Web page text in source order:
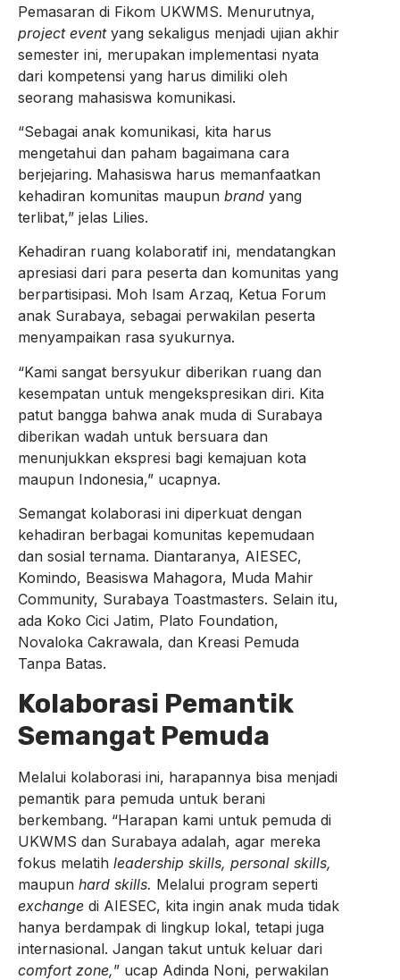
Pemasaran di Fikom UKWMS. Menurutnya,
project event yang sekaligus menjadi ujian akhir
semester ini, merupakan implementasi nyata
dari kompetensi yang harus dimiliki oleh
seorang mahasiswa komunikasi.
“Sebagai anak komunikasi, kita harus
mengetahui dan paham bagaimana cara
berjejaring. Mahasiswa harus memanfaatkan
kehadiran komunitas maupun brand yang
terlibat,” jelas Lilies.
Kehadiran ruang kolaboratif ini, mendatangkan
apresiasi dari para peserta dan komunitas yang
berpartisipasi. Moh Isam Arzaq, Ketua Forum
anak Surabaya, sebagai perwakilan peserta
menyampaikan rasa syukurnya.
“Kami sangat bersyukur diberikan ruang dan
kesempatan untuk mengekspresikan diri. Kita
patut bangga bahwa anak muda di Surabaya
diberikan wadah untuk bersuara dan
menunjukkan ekspresi bagi kemajuan kota
maupun Indonesia,” ucapnya.
Semangat kolaborasi ini diperkuat dengan
kehadiran berbagai komunitas kepemudaan
dan sosial ternama. Diantaranya, AIESEC,
Komindo, Beasiswa Mahagora, Muda Mahir
Community, Surabaya Toastmasters. Selain itu,
ada Koko Cici Jatim, Plato Foundation,
Novaloka Cakrawala, dan Kreasi Pemuda
Tanpa Batas.
Kolaborasi Pemantik
Semangat Pemuda
Melalui kolaborasi ini, harapannya bisa menjadi
pemantik para pemuda untuk berani
berkembang. “Harapan kami untuk pemuda di
UKWMS dan Surabaya adalah, agar mereka
fokus melatih leadership skills, personal skills,
maupun hard skills. Melalui program seperti
exchange di AIESEC, kita ingin anak muda tidak
hanya berdampak di lingkup lokal, tetapi juga
internasional. Jangan takut untuk keluar dari
comfort zone,” ucap Adinda Noni, perwakilan